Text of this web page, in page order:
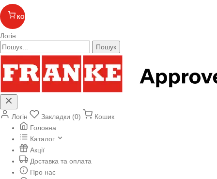
КОШИК
Логін
Пошук
Логін Закладки (0)
Кошик
Головна
Каталог
Акції
Доставка та оплата
Про нас